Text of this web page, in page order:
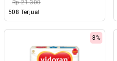
Rp 21.300
508 Terjual
8%